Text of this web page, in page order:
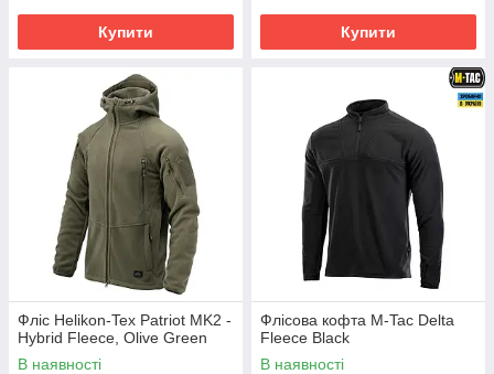
Купити Купити
Фліс Helikon-Tex Patriot MK2 -
Hybrid Fleece, Olive Green
В наявності
Флісова кофта M-Tac Delta
Fleece Black
В наявності